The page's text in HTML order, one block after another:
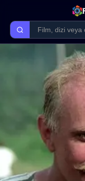
Kategoriler
Kaliteler
Film Kategorileri
Dizi Kategorileri